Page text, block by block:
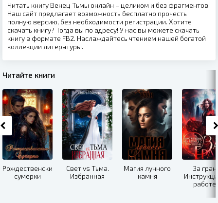
Читать книгу Венец Тьмы онлайн – целиком и без фрагментов.
Наш сайт предлагает возможность бесплатно прочесть
полную версию, без необходимости регистрации. Хотите
скачать книгу? Тогда вы по адресу! У нас вы можете скачать
книгу в формате FB2. Наслаждайтесь чтением нашей богатой
коллекции литературы.
Читайте книги
Рождественские
сумерки
Свет vs Тьма.
Избранная
Магия лунного
камня
За
работе